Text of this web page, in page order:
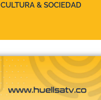
CULTURA & SOCIEDAD